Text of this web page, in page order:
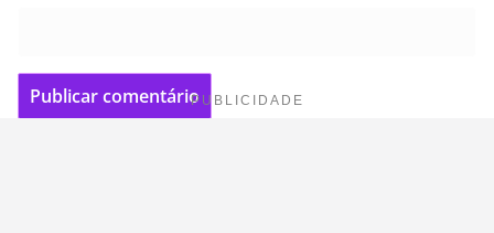
PUBLICIDADE